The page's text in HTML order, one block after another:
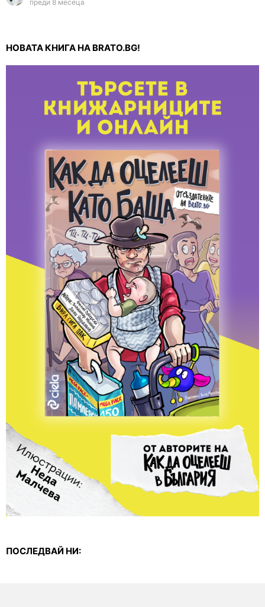
преди 8 месеца
НОВАТА КНИГА НА BRATO.BG!
ПОСЛЕДВАЙ НИ: